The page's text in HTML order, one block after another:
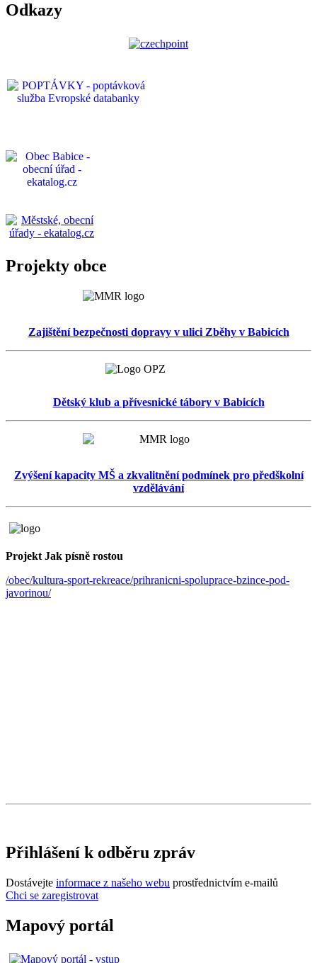
Odkazy
Projekty obce
Zajištění bezpečnosti dopravy v ulici Zběhy v Babicích
Dětský klub a přívesnické tábory v Babicích
Zvýšení kapacity MŠ a zkvalitnění podmínek pro předškolní
vzdělávání
Projekt Jak písně rostou
/obec/kultura-sport-rekreace/prihranicni-spoluprace-bzince-pod-
javorinou/
Přihlášení k odběru zpráv
Dostávejte informace z našeho webu prostřednictvím e-mailů
Chci se zaregistrovat
Mapový portál